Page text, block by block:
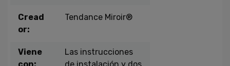
Cread
or:
Tendance Miroir®
Viene
Las instrucciones